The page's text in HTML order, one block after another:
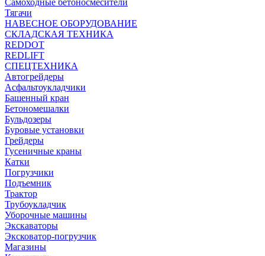
Самоходные бетоносмесители
Тягачи
НАВЕСНОЕ ОБОРУДОВАНИЕ
СКЛАДСКАЯ ТЕХНИКА
REDDOT
REDLIFT
СПЕЦТЕХНИКА
Автогрейдеры
Асфальтоукладчики
Башенный кран
Бетономешалки
Бульдозеры
Буровые установки
Грейдеры
Гусеничные краны
Катки
Погрузчики
Подъемник
Трактор
Трубоукладчик
Уборочные машины
Экскаваторы
Эксковатор-погрузчик
Магазины